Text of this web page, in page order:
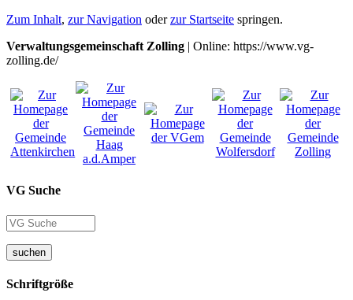
Zum Inhalt, zur Navigation oderzur Startseite springen.
Verwaltungsgemeinschaft Zolling | Online: https://www.vg-
zolling.de/
VG Suche
suchen
Schriftgröße